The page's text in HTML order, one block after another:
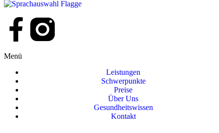
Menü
Leistungen
Schwerpunkte
Preise
Über Uns
Gesundheitswissen
Kontakt